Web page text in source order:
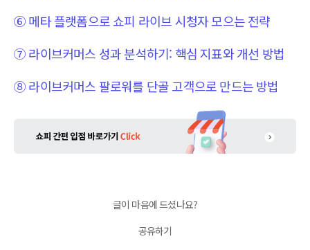
⑥ 메타 플랫폼으로 쇼피 라이브 시청자 모으는 전략
⑦ 라이브커머스 성과 분석하기: 핵심 지표와 개선 방법
⑧ 라이브커머스 팔로워를 단골 고객으로 만드는 방법
글이 마음에 드셨나요?
공유하기